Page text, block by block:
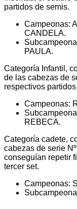
partidos de semis.
Campeonas:
CANDELA.
PAULA.
Categoría Infantil,
de las cabezas de
respectivos
Campeonas:
REBECA.
Categoría cadete,
cabezas de serie
conseguían repetir
tercer set.
Campeonas: